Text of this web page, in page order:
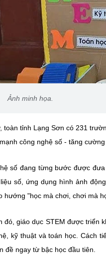
Ảnh minh họa.
toàn tỉnh Lạng Sơn có 231
công nghệ số - tăng
số đang từng bước được
số, ứng dụng hình ảnh
hướng "học mà chơi, chơi mà
đó, giáo dục STEM được triển
kỹ thuật và toán học. Cách
đề ngay từ bậc học đầu tiên.